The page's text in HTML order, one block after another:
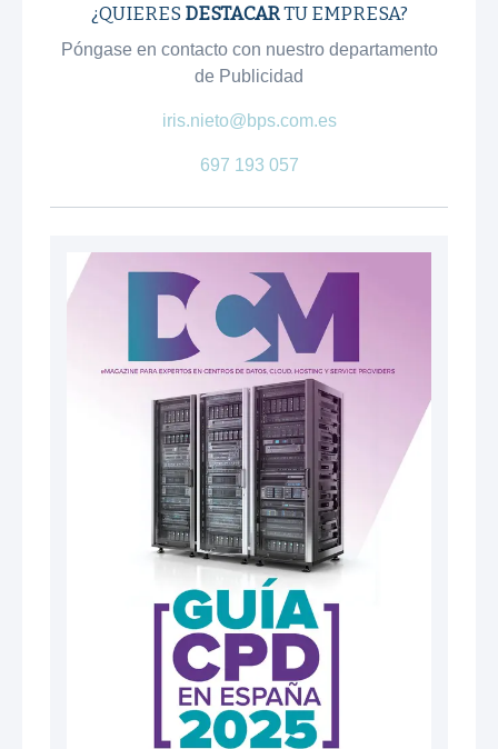
¿QUIERES DESTACARTU EMPRESA?
Póngase en contacto con nuestro departamento
de Publicidad
iris.nieto@bps.com.es
697 193 057